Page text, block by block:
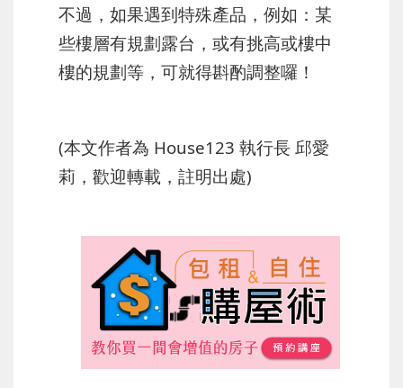
不過，如果遇到特殊產品，例如：某
些樓層有規劃露台，或有挑高或樓中
樓的規劃等，可就得斟酌調整囉！
(本文作者為 House123 執行長 邱愛
莉，歡迎轉載，註明出處)